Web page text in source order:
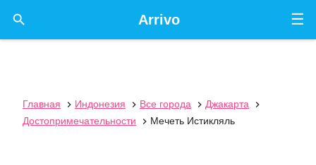
☰
Arrivo

Главная  Индонезия  Все города  Джакарта

Достопримечательности
 Мечеть Истикляль